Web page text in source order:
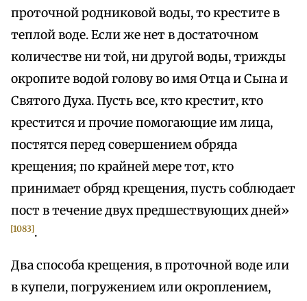
проточной родниковой воды, то крестите в
теплой воде. Если же нет в достаточном
количестве ни той, ни другой воды, трижды
окропите водой голову во имя Отца и Сына и
Святого Духа. Пусть все, кто крестит, кто
крестится и прочие помогающие им лица,
постятся перед совершением обряда
крещения; по крайней мере тот, кто
принимает обряд крещения, пусть соблюдает
пост в течение двух предшествующих дней»
[1083].
Два способа крещения, в проточной воде или
в купели, погружением или окроплением,